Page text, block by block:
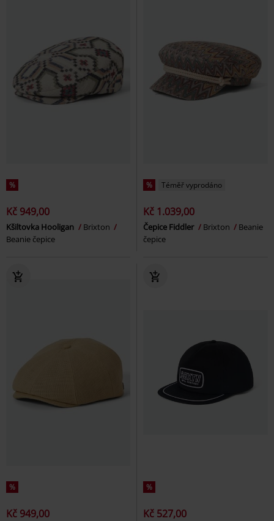
%
Kč 949,00
Kšiltovka Hooligan
Brixton
Beanie čepice
% Téměř vyprodáno
Kč 1.039,00
Čepice Fiddler Brixton
Beanie
čepice
%
Kč 949,00
%
Kč 527,00